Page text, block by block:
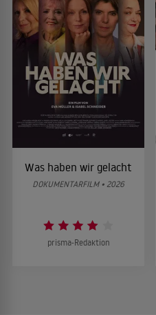
Was haben wir gelacht
DOKUMENTARFILM • 2026
prisma-Redaktion